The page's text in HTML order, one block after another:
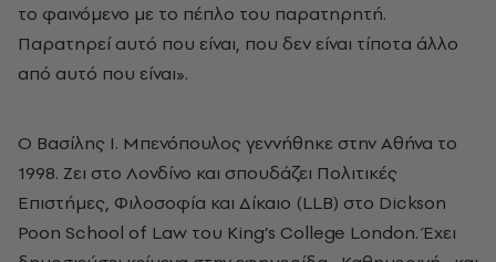
το φαινόμενο με το πέπλο του παρατηρητή.
Παρατηρεί αυτό που είναι, που δεν είναι τίποτα άλλο
από αυτό που είναι».
Ο Βασίλης Ι. Μπενόπουλος γεννήθηκε στην Αθήνα το
1998. Ζει στο Λονδίνο και σπουδάζει Πολιτικές
Επιστήμες, Φιλοσοφία και Δίκαιο (LLB) στο Dickson
Poon School of Law του King’s College London. Έχει